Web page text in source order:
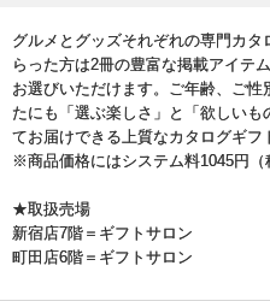
グルメとグッズそれぞれの専門カ
らった方は2冊の豊富な掲載アイテ
お選びいただけます。ご年齢、ご
たにも「選ぶ楽しさ」と「欲しい
てお届けできる上質なカタログギフ
※商品価格にはシステム料1045円（
★取扱売場
新宿店7階＝ギフトサロン
町田店6階＝ギフトサロン